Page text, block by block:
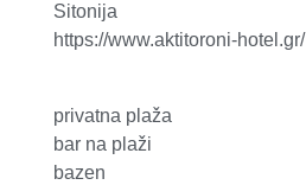
Sitonija
https://www.aktitoroni-hotel.gr/
privatna plaža
bar na plaži
bazen